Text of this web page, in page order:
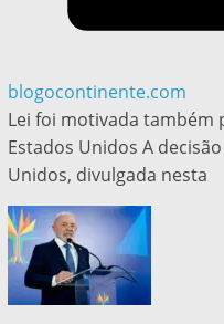
blogocontinente.com
Lei foi motivada também
Estados Unidos A
Unidos, divulgada nesta